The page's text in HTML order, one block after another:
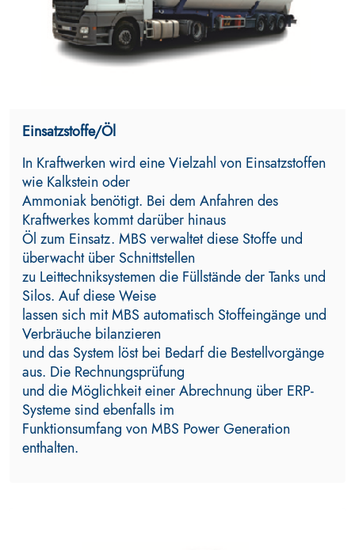
Einsatzstoffe/Öl
In Kraftwerken wird eine Vielzahl von Einsatzstoffen
wie Kalkstein oder
Ammoniak benötigt. Bei dem Anfahren des
Kraftwerkes kommt darüber hinaus
Öl zum Einsatz. MBS verwaltet diese Stoffe und
überwacht über Schnittstellen
zu Leittechniksystemen die Füllstände der Tanks und
Silos. Auf diese Weise
lassen sich mit MBS automatisch Stoffeingänge und
Verbräuche bilanzieren
und das System löst bei Bedarf die Bestellvorgänge
aus. Die Rechnungsprüfung
und die Möglichkeit einer Abrechnung über ERP-
Systeme sind ebenfalls im
Funktionsumfang von MBS Power Generation
enthalten.